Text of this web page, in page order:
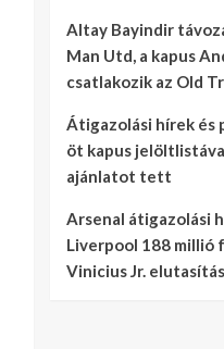
Altay Bayindir
Man Utd, a kapus
csatlakozik az Old
Átigazolási hírek és
öt kapus
ajánlatot tett
Arsenal átigazolási
Liverpool 188 millió
Vinicius Jr.